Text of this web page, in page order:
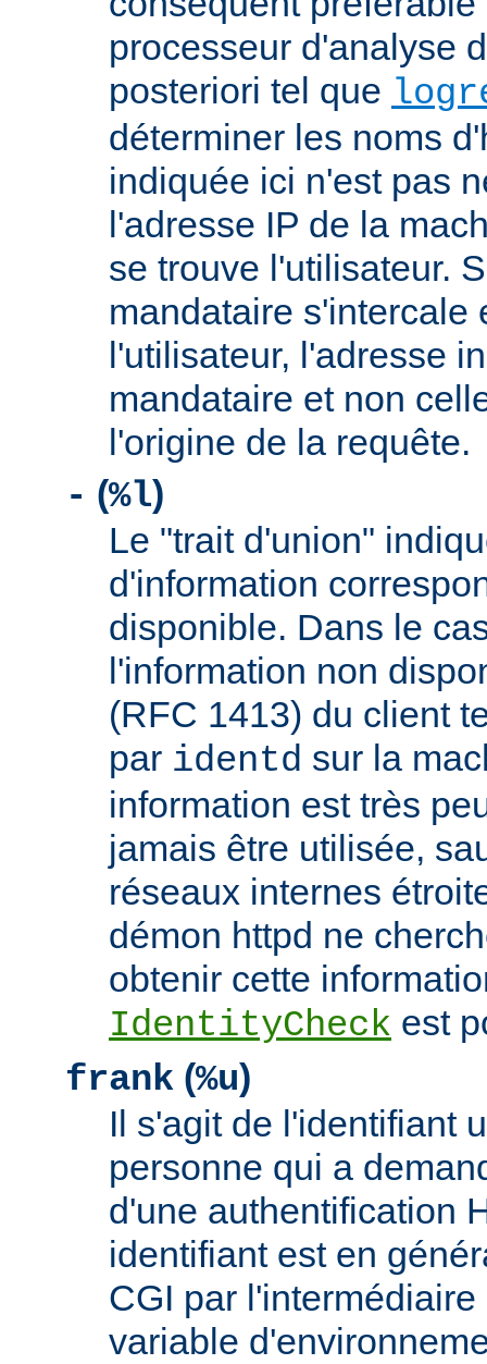
processeur d'analyse
posteriori tel que
déterminer les noms
indiquée ici n'est pas
l'adresse IP de la
se trouve l'utilisateur.
mandataire s'intercale
l'utilisateur, l'adresse
mandataire et non
l'origine de la requête.
- (%l)
Le "trait d'union"
d'information
disponible. Dans le
l'information non
(RFC 1413) du client
par identd sur la
information est très
jamais être utilisée,
réseaux internes
démon httpd ne
obtenir cette
IdentityCheck est
frank (%u)
Il s'agit de l'identifiant
personne qui a
d'une authentification
identifiant est en
CGI par
variable